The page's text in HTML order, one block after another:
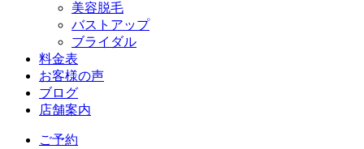
美容脱毛
バストアップ
ブライダル
料金表
お客様の声
ブログ
店舗案内
ご予約